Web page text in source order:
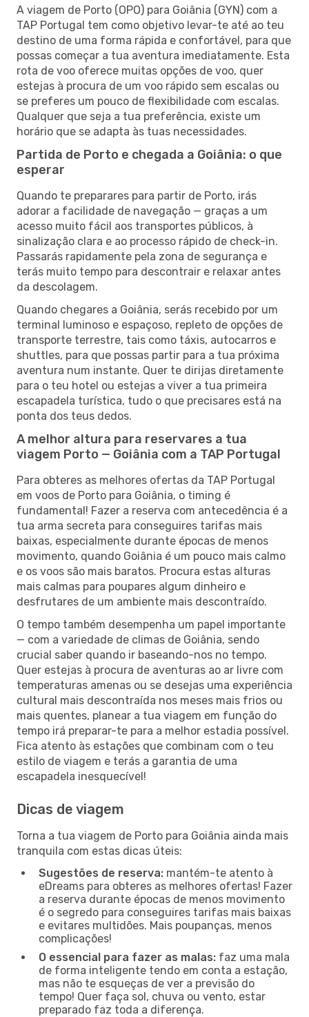
A viagem de Porto (OPO) para Goiânia (GYN) com a
TAP Portugal tem como objetivo levar-te até ao teu
destino de uma forma rápida e confortável, para que
possas começar a tua aventura imediatamente. Esta
rota de voo oferece muitas opções de voo, quer
estejas à procura de um voo rápido sem escalas ou
se preferes um pouco de flexibilidade com escalas.
Qualquer que seja a tua preferência, existe um
horário que se adapta às tuas necessidades.
Partida de Porto e chegada a Goiânia: o que
esperar
Quando te preparares para partir de Porto, irás
adorar a facilidade de navegação — graças a um
acesso muito fácil aos transportes públicos, à
sinalização clara e ao processo rápido de check-in.
Passarás rapidamente pela zona de segurança e
terás muito tempo para descontrair e relaxar antes
da descolagem.
Quando chegares a Goiânia, serás recebido por um
terminal luminoso e espaçoso, repleto de opções de
transporte terrestre, tais como táxis, autocarros e
shuttles, para que possas partir para a tua próxima
aventura num instante. Quer te dirijas diretamente
para o teu hotel ou estejas a viver a tua primeira
escapadela turística, tudo o que precisares está na
ponta dos teus dedos.
A melhor altura para reservares a tua
viagem Porto — Goiânia com a TAP Portugal
Para obteres as melhores ofertas da TAP Portugal
em voos de Porto para Goiânia, o timing é
fundamental! Fazer a reserva com antecedência é a
tua arma secreta para conseguires tarifas mais
baixas, especialmente durante épocas de menos
movimento, quando Goiânia é um pouco mais calmo
e os voos são mais baratos. Procura estas alturas
mais calmas para poupares algum dinheiro e
desfrutares de um ambiente mais descontraído.
O tempo também desempenha um papel importante
— com a variedade de climas de Goiânia, sendo
crucial saber quando ir baseando-nos no tempo.
Quer estejas à procura de aventuras ao ar livre com
temperaturas amenas ou se desejas uma experiência
cultural mais descontraída nos meses mais frios ou
mais quentes, planear a tua viagem em função do
tempo irá preparar-te para a melhor estadia possível.
Fica atento às estações que combinam com o teu
estilo de viagem e terás a garantia de uma
escapadela inesquecível!
Dicas de viagem
Torna a tua viagem de Porto para Goiânia ainda mais
tranquila com estas dicas úteis:
Sugestões de reserva: mantém-te atento à
eDreams para obteres as melhores ofertas! Fazer
a reserva durante épocas de menos movimento
é o segredo para conseguires tarifas mais baixas
e evitares multidões. Mais poupanças, menos
complicações!
O essencial para fazer as malas: faz uma mala
de forma inteligente tendo em conta a estação,
mas não te esqueças de ver a previsão do
tempo! Quer faça sol, chuva ou vento, estar
preparado faz toda a diferença.